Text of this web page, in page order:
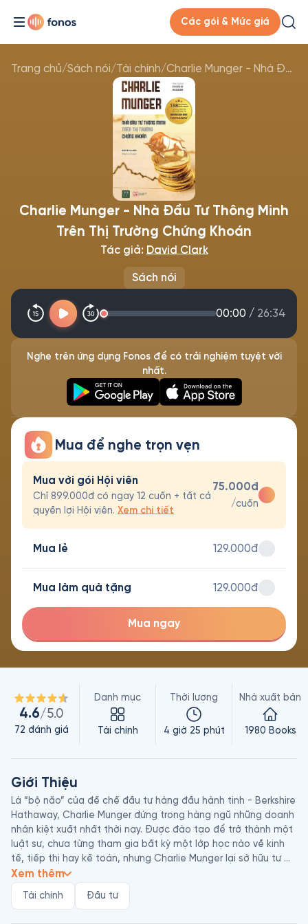
Các gói & Mức giá
Trang chủ/Sách nói/Tài chính/ Charlie Munger - Nhà Đầu Tư Thông Minh Trên Thị Trường Chứng Khoán
Sách nói
Charlie Munger - Nhà Đầu Tư Thông Minh
Trên Thị Trường Chứng Khoán
Tác giả: David Clark
00:00 / 26:34
Nghe trên ứng dụng Fonos để có trải nghiệm tuyệt vời
nhất.
Mua để nghe trọn vẹn
Mua với gói Hội viên
Chỉ 899.000đ có ngay 12 cuốn + tất cả
quyền lợi Hội viên. Xem chi tiết
75.000đ
/cuốn
Mua lẻ 129.000đ
Mua làm quà tặng 129.000đ
Mua ngay
4.6/5.0
72 đánh giá
Danh mục
Tài chính
Thời lượng
4 giờ 25 phút
Nhà xuất bản
1980 Books
Giới Thiệu
Là “bộ não” của đế chế đầu tư hàng đầu hành tinh - Berkshire
Hathaway, Charlie Munger đứng trong hàng ngũ những doanh
nhân kiệt xuất nhất thời nay. Được đào tạo để trở thành một
luật sư, chưa từng tham gia bất kỳ một lớp học nào về kinh
tế, tiếp thị hay kế toán, nhưng Charlie Munger lại sở hữu tư
duy kinh doanh vượt trội với những chiến tích lẫy lừng. Cùng
cho vô số con người trên hành trình vươn tới thành công rực
Xem thêm
Tài chính Đầu tư